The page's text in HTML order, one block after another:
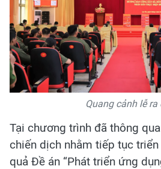
Quang cảnh lễ ra
Tại chương trình đã thông
chiến dịch nhằm tiếp tục
quả Đề án “Phát triển ứng